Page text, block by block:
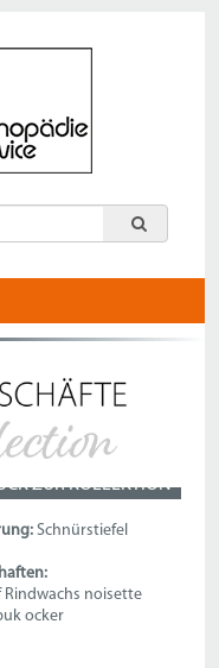
ZUR KOLLEKTION
Schnürstiefel
Rindwachs noisette
ocker